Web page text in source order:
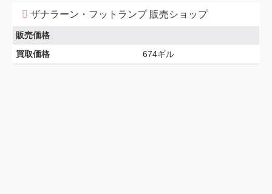
ザナラーン・フットランプ 販売ショップ
販売価格
買取価格
674ギル